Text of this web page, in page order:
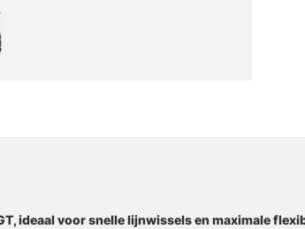
ideaal voor snelle lijnwissels en maximale